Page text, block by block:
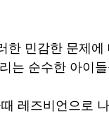
한 민감한 문제
는 순수한 아이
레즈비언으로